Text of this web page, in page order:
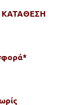
ΚΑΤΑΘΕΣΗ